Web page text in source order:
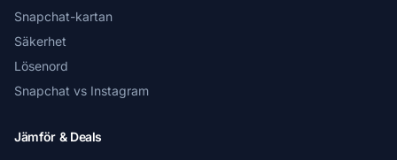
Snapchat-kartan
Säkerhet
Lösenord
Snapchat vs Instagram
Jämför & Deals